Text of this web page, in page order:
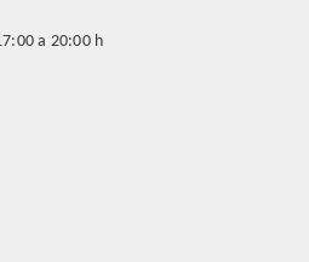
a 20:00 h